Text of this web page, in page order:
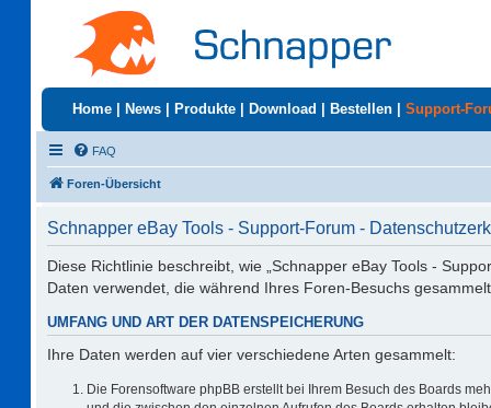
Home News Produkte Download Bestellen Support-
FAQ
Foren-Übersicht
Schnapper eBay Tools - Support-Forum -
Diese Richtlinie beschreibt, wie „Schnapper eBay Tools -
Daten verwendet, die während Ihres Foren-Besuchs
UMFANG UND ART DER DATENSPEICHERUNG
Ihre Daten werden auf vier verschiedene Arten gesammelt:
Die Forensoftware phpBB erstellt bei Ihrem Besuch des Boards